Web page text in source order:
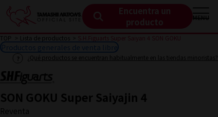
Encuentra un
producto
MENU
TOP Lista de productos S.H.Figuarts Super Saiyan 4 SON GOKU
SON GOKU Super Saiyajin 4
Reventa
Productos generales de venta libre
¿Qué productos se encuentran habitualmente en las tiendas minoristas?